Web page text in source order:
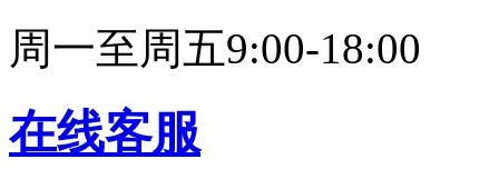
周一至周五9:00-18:00
在线客服